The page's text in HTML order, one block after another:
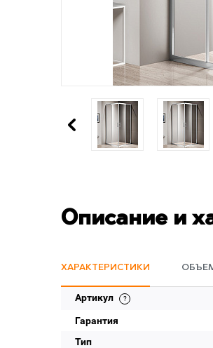
Описание и
ХАРАКТЕРИСТИКИ
Артикул
Гарантия
Тип